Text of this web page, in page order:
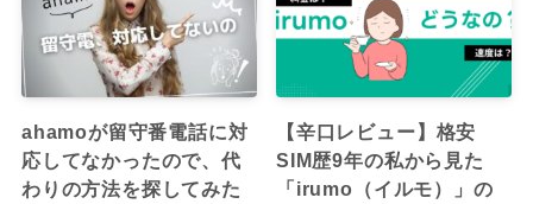
ahamoが留守番電話に対
応してなかったので、代
わりの方法を探してみた
【辛口レビュー】格安
SIM歴9年の私から見た
「irumo（イルモ）」の